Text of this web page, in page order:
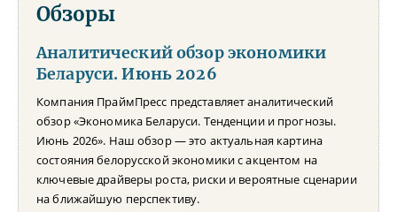
Обзоры
Аналитический обзор экономики
Беларуси. Июнь 2026
Компания ПраймПресс представляет аналитический
обзор «Экономика Беларуси. Тенденции и прогнозы.
Июнь 2026». Наш обзор — это актуальная картина
состояния белорусской экономики с акцентом на
ключевые драйверы роста, риски и вероятные сценарии
на ближайшую перспективу.